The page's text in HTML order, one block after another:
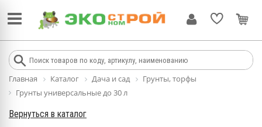
Главная Каталог Дача и сад
Грунты, торфы
Грунты универсальные до 30 л
Вернуться в каталог